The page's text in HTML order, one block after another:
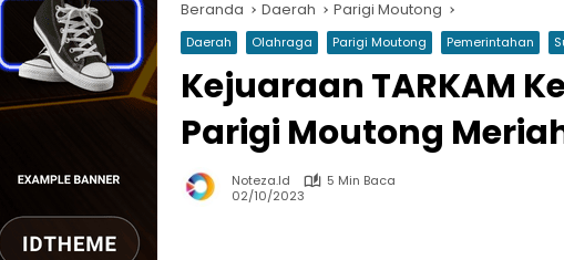
Beranda Daerah Parigi Moutong
Daerah Olahraga Parigi Moutong Pemerintahan
Kejuaraan TARKAM
Parigi Moutong
Noteza.id
5 Min Baca
02/10/2023